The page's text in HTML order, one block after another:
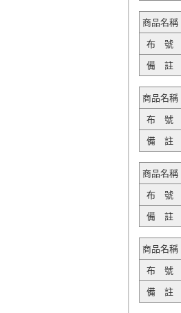
商品名稱
布 號
備 註
商品名稱
布 號
備 註
商品名稱
布 號
備 註
商品名稱
布 號
備 註